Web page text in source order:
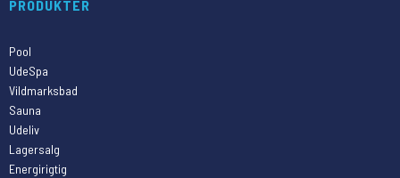
PRODUKTER
Pool
UdeSpa
Vildmarksbad
Sauna
Udeliv
Lagersalg
Energirigtig